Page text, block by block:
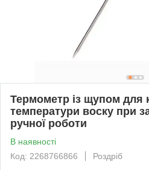
Термометр із щупом для
температури воску при
ручної роботи
В наявності
Код: 2268766866
Роздріб